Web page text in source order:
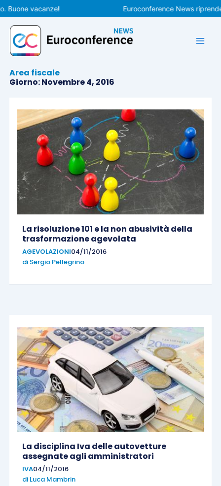
Vai
al
contenuto
vacanze! Euroconference News
Area fiscale
Giorno: Novembre 4, 2016
La risoluzione 101 e la non abusività della
trasformazione agevolata
AGEVOLAZIONI04/11/2016
di Sergio Pellegrino
La disciplina Iva delle autovetture
assegnate agli amministratori
IVA04/11/2016
di Luca Mambrin